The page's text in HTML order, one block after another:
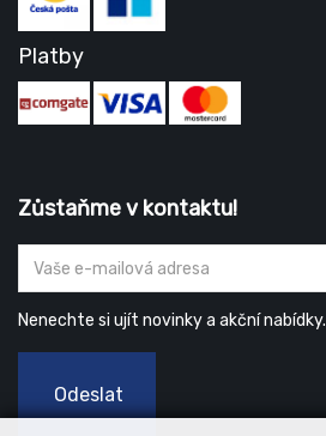
Platby
Zůstaňme v kontaktu!
Nenechte si ujít novinky a akční nabídky.
Odeslat